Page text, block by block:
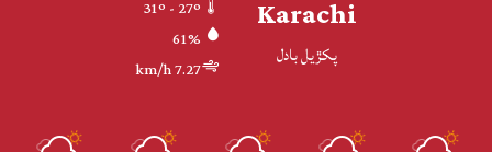
Karachi
پکڙيل بادل
61%
7.27 km/h